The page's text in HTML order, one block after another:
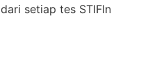
setiap tes STIFIn